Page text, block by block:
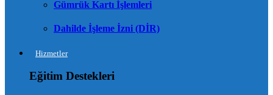
Gümrük Kartı İşlemleri
Dahilde İşleme İzni (DİR)
Hizmetler
Eğitim Destekleri